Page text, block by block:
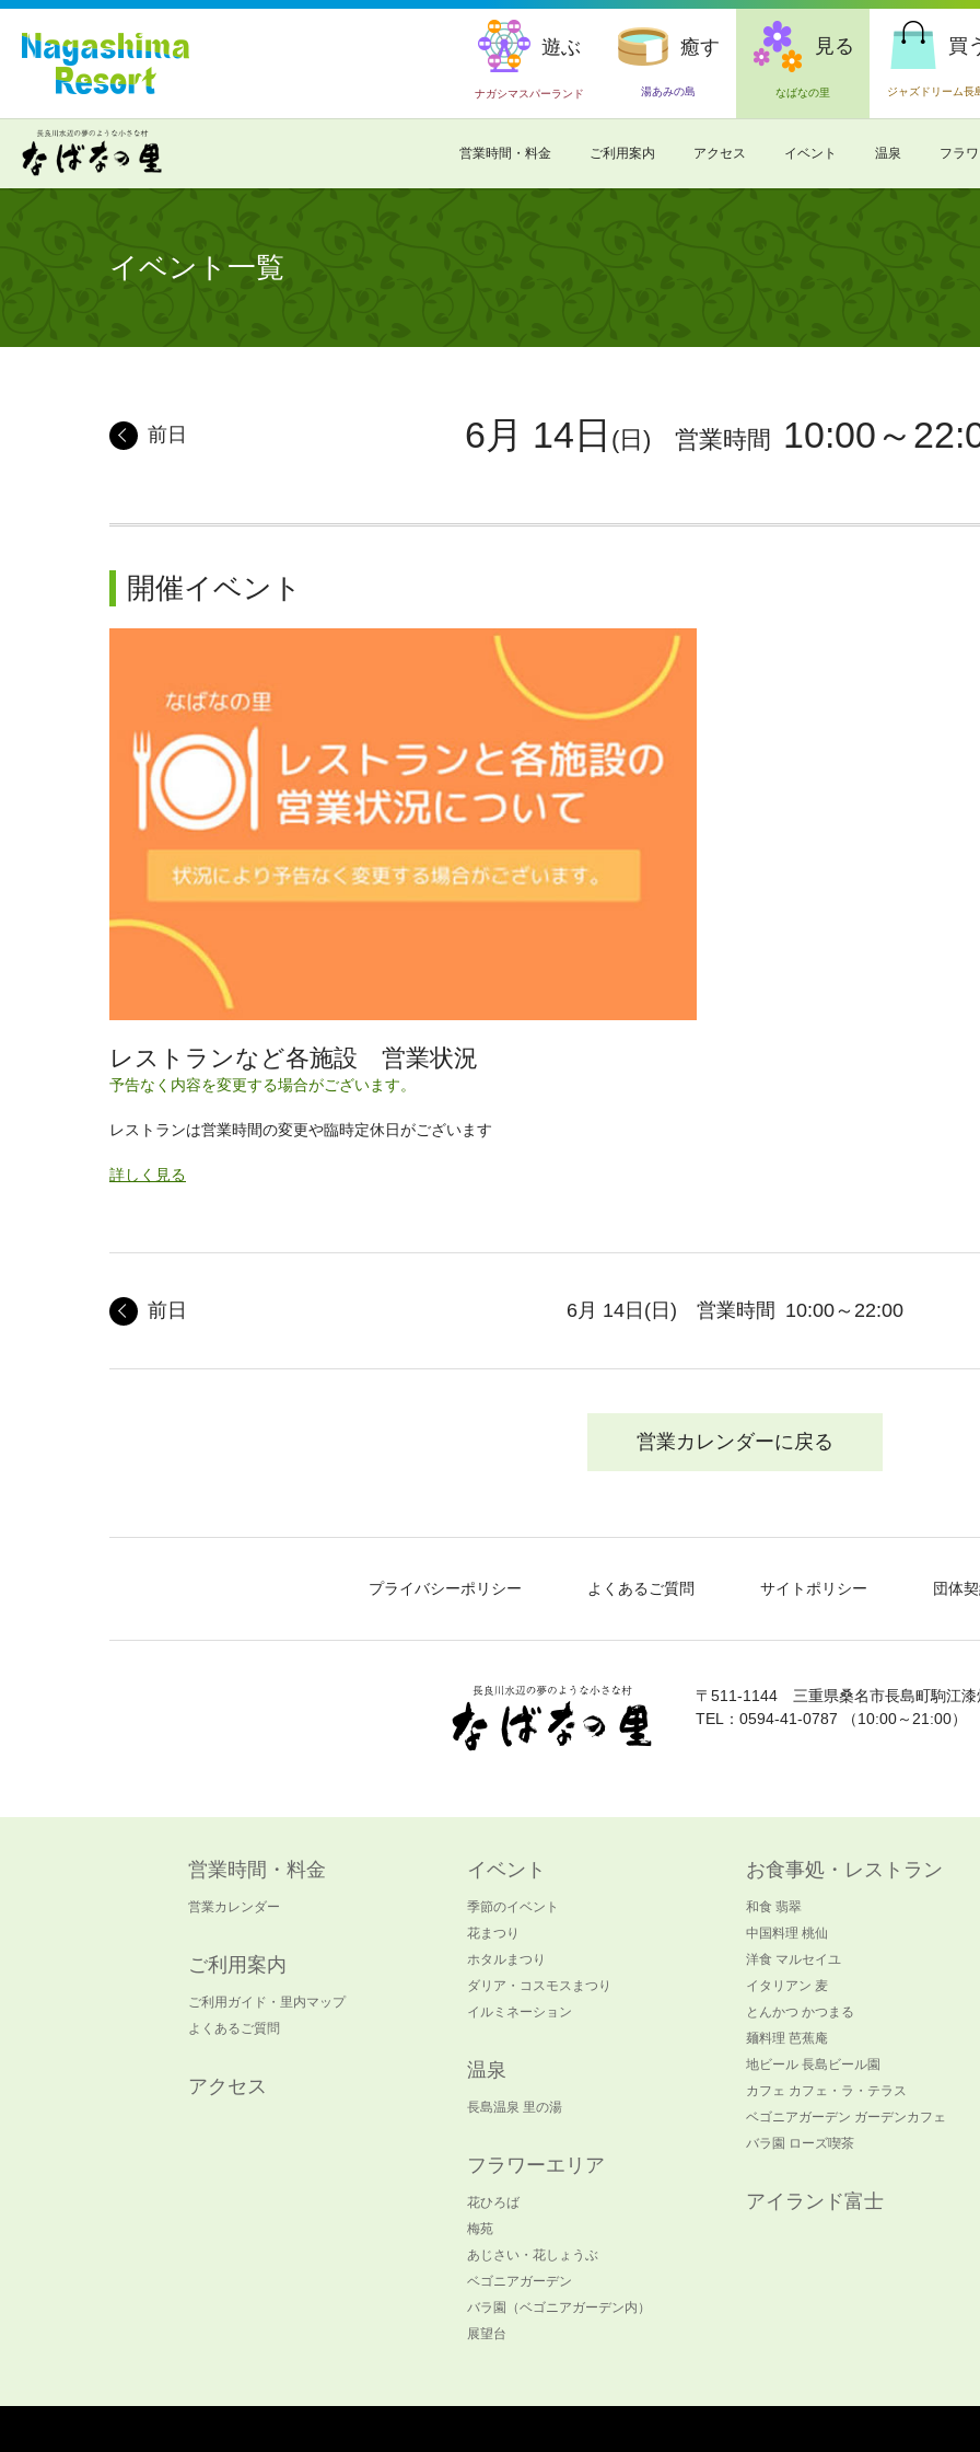
遊ぶ
ナガシマスパーランド
癒す
湯あみの島
見る
なばなの里
買
ジャズドリーム長
営業時間・料金 ご利用案内 アクセス イベント 温泉 フラ
イベント一覧
6月 14日 (日) 営業時間 10:00～
前日
開催イベント
レストランなど各施設 営業状況
予告なく内容を変更する場合がございます。
レストランは営業時間の変更や臨時定休日がございます
詳しく見る
6月 14日 (日) 営業時間 10:00～22:00
前日
営業カレンダーに戻る
プライバシーポリシー よくあるご質問 サイトポリシー 団体
〒511-1144
三重県桑名市長島町駒江
TEL：0594-41-0787 （10:00～21:00）
営業時間・料金
営業カレンダー
ご利用案内
ご利用ガイド・里内マップ
よくあるご質問
アクセス
イベント
季節のイベント
花まつり
ホタルまつり
ダリア・コスモスまつり
イルミネーション
温泉
長島温泉 里の湯
フラワーエリア
花ひろば
梅苑
あじさい・花しょうぶ
ベゴニアガーデン
バラ園（ベゴニアガーデン内）
展望台
お食事処・レストラン
和食 翡翠
中国料理 桃仙
洋食 マルセイユ
イタリアン 麦
とんかつ かつまる
麺料理 芭蕉庵
地ビール 長島ビール園
カフェ カフェ・ラ・テラス
ベゴニアガーデン ガーデンカフェ
バラ園 ローズ喫茶
アイランド富士